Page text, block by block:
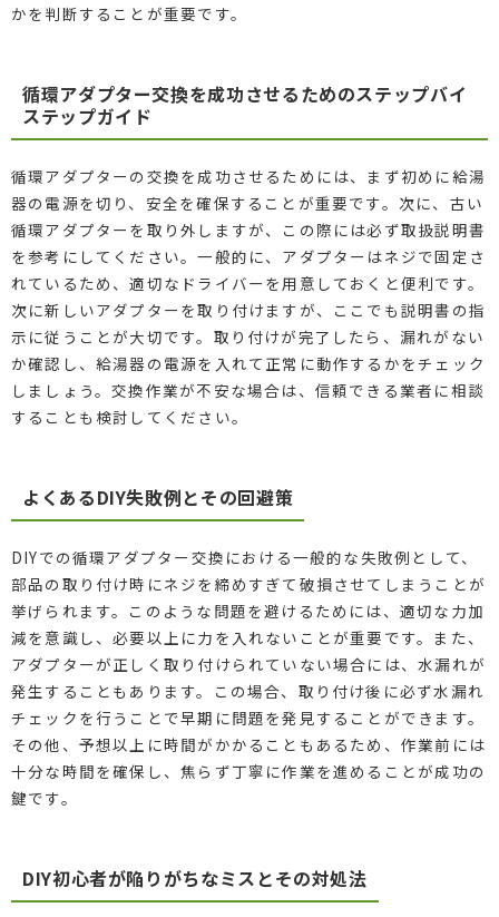
かを判断することが重要です。
循環アダプター交換を成功させるためのステップバイ
ステップガイド
循環アダプターの交換を成功させるためには、まず初めに給湯
器の電源を切り、安全を確保することが重要です。次に、古い
循環アダプターを取り外しますが、この際には必ず取扱説明書
を参考にしてください。一般的に、アダプターはネジで固定さ
れているため、適切なドライバーを用意しておくと便利です。
次に新しいアダプターを取り付けますが、ここでも説明書の指
示に従うことが大切です。取り付けが完了したら、漏れがない
か確認し、給湯器の電源を入れて正常に動作するかをチェック
しましょう。交換作業が不安な場合は、信頼できる業者に相談
することも検討してください。
よくあるDIY失敗例とその回避策
DIYでの循環アダプター交換における一般的な失敗例として、
部品の取り付け時にネジを締めすぎて破損させてしまうことが
挙げられます。このような問題を避けるためには、適切な力加
減を意識し、必要以上に力を入れないことが重要です。また、
アダプターが正しく取り付けられていない場合には、水漏れが
発生することもあります。この場合、取り付け後に必ず水漏れ
チェックを行うことで早期に問題を発見することができます。
その他、予想以上に時間がかかることもあるため、作業前には
十分な時間を確保し、焦らず丁寧に作業を進めることが成功の
鍵です。
DIY初心者が陥りがちなミスとその対処法